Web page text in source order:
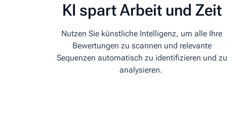
KI spart Arbeit und Zeit
Nutzen Sie künstliche Intelligenz, um alle Ihre
Bewertungen zu scannen und relevante
Sequenzen automatisch zu identifizieren und zu
analysieren.